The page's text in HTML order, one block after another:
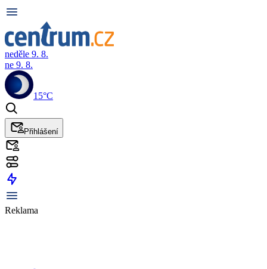
neděle 9. 8.
ne 9. 8.
15°C
Přihlášení
Reklama